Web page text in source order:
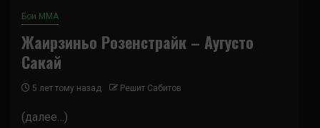
Бои ММА
Жаирзиньо Розенстрайк – Аугусто
Сакай
5 лет тому назад Решит Сабитов
(далее…)